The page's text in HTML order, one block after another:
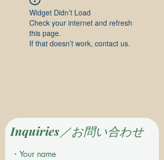
Widget Didn’t Load
Check your internet and refresh
this page.
If that doesn’t work, contact us.
Inquiries／お問い合わせ
・Your name